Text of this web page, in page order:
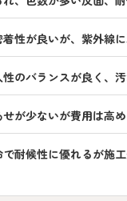
性が良いが、紫外線
性のバランスが良く、
が少ないが費用は高め
耐候性に優れるが施